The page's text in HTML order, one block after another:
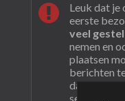
Leuk dat je
eerste
veel
nemen en
plaatsen
berichten
dat je wil
selectie.